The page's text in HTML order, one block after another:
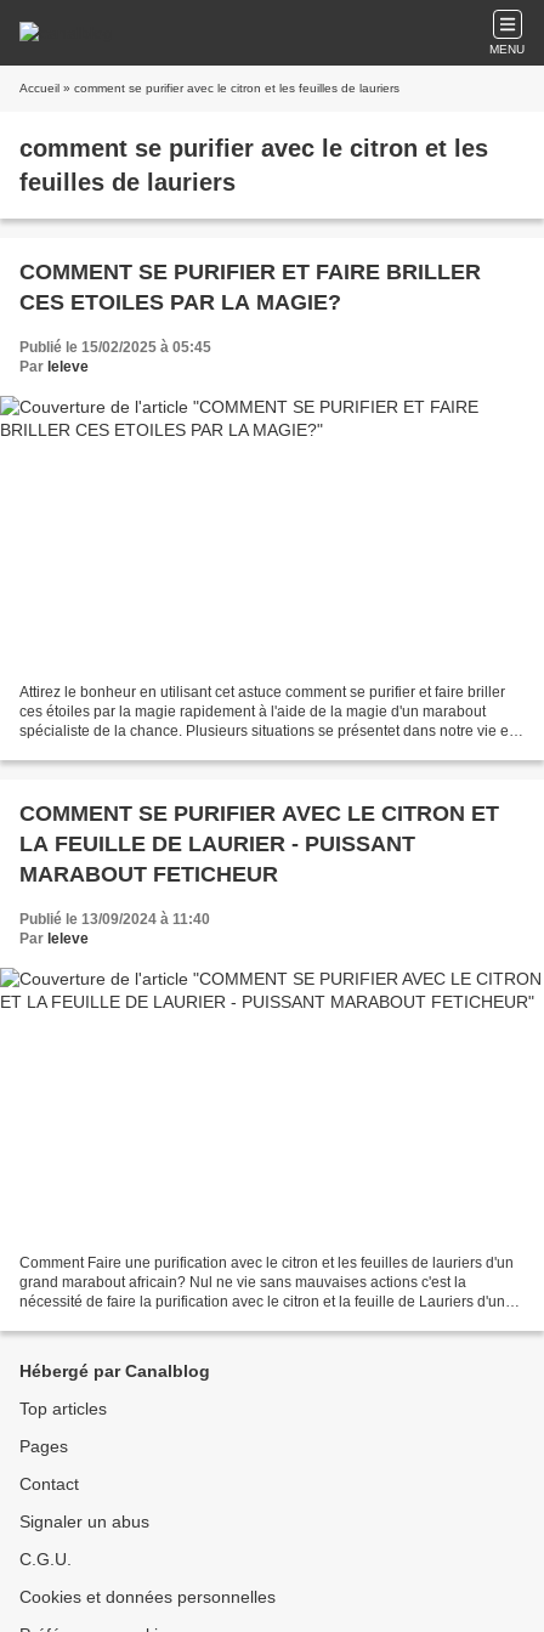
MENU
Accueil » comment se purifier avec le citron et les feuilles de lauriers
comment se purifier avec le citron et les
feuilles de lauriers
COMMENT SE PURIFIER ET FAIRE BRILLER
CES ETOILES PAR LA MAGIE?
Publié le 15/02/2025 à 05:45
Par leleve
Attirez le bonheur en utilisant cet astuce comment se purifier et faire briller
ces étoiles par la magie rapidement à l'aide de la magie d'un marabout
spécialiste de la chance. Plusieurs situations se présentet dans notre vie et
COMMENT SE PURIFIER AVEC LE CITRON ET
LA FEUILLE DE LAURIER - PUISSANT
MARABOUT FETICHEUR
Publié le 13/09/2024 à 11:40
Par leleve
Comment Faire une purification avec le citron et les feuilles de lauriers d'un
grand marabout africain? Nul ne vie sans mauvaises actions c'est la
nécessité de faire la purification avec le citron et la feuille de Lauriers d'un
Hébergé par Canalblog
Top articles
Pages
Contact
Signaler un abus
C.G.U.
Cookies et données personnelles